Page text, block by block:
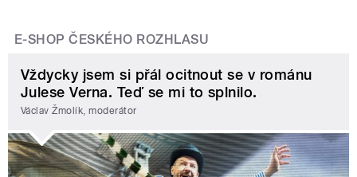
E-SHOP ČESKÉHO ROZHLASU
Vždycky jsem si přál ocitnout se v románu
Julese Verna. Teď se mi to splnilo.
Václav Žmolík, moderátor